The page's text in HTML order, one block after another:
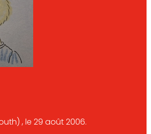
, le 29 août 2006.